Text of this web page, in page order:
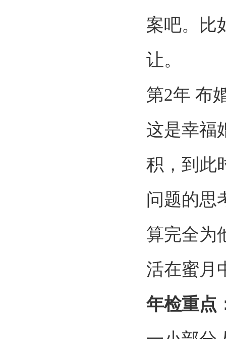
案吧。比
让。
第2年 布
这是幸福
积，到此
问题的思
算完全为
活在蜜月
年检重点